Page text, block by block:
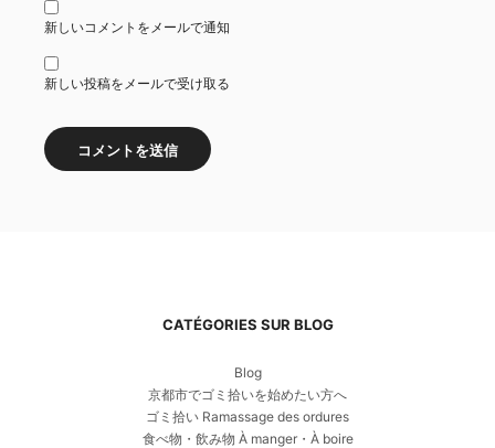
新しいコメントをメールで通知
新しい投稿をメールで受け取る
CATÉGORIES SUR BLOG
Blog
京都市でゴミ拾いを始めたい方へ
ゴミ拾い Ramassage des ordures
食べ物・飲み物 À manger・À boire